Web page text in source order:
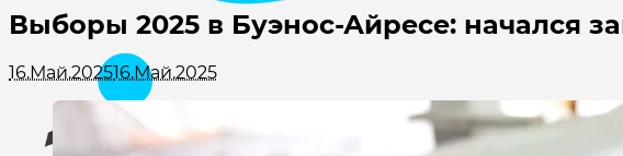
Выборы 2025 в Буэнос-Айресе: начался
16.Май.202516.Май.2025